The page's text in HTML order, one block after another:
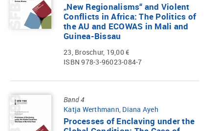
„New Regionalisms“ and Violent
Conflicts in Africa: The Politics of
the AU and ECOWAS in Mali and
Guinea-Bissau
23, Broschur, 19,00 €
ISBN 978-3-96023-084-7
Band 4
Katja Werthmann Diana Ayeh
Processes of Enclaving under the